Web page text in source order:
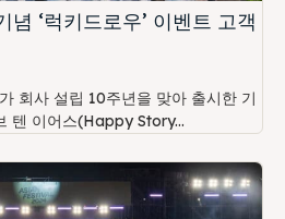
‘럭키드로우’ 이벤트 고객
회사 설립 10주년을 맞아 출시한 기
텐 이어스(Happy Story...